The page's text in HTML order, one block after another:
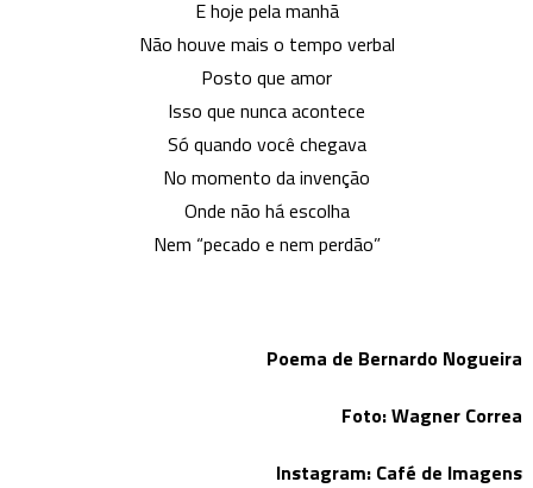
E hoje pela manhã
Não houve mais o tempo verbal
Posto que amor
Isso que nunca acontece
Só quando você chegava
No momento da invenção
Onde não há escolha
Nem “pecado e nem perdão”
Poema de Bernardo Nogueira
Foto: Wagner Correa
Instagram: Café de Imagens